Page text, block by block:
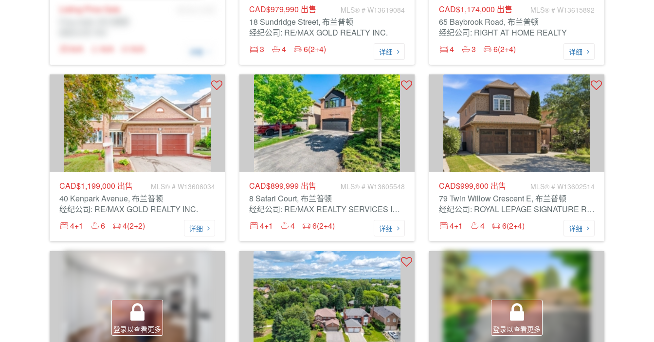
Listing Price Sale
N/A
N/A N/A 详细
CAD$979,990 出售 MLS® # W13619084
18 Sundridge Street, 布兰普顿
经纪公司: RE/MAX GOLD REALTY INC.
3
4 6(2+4) 详细
CAD$1,174,000 出售 MLS® # W13615892
65 Baybrook Road, 布兰普顿
经纪公司: RIGHT AT HOME REALTY
4
3 6(2+4) 详细
CAD$1,199,000 出售 MLS® # W13606034
40 Kenpark Avenue, 布兰普顿
经纪公司: RE/MAX GOLD REALTY INC.
4+1
6 4(2+2) 详细
CAD$899,999 出售 MLS® # W13605548
8 Safari Court, 布兰普顿
经纪公司: RE/MAX REALTY SERVICES INC.
4+1
4 6(2+4) 详细
CAD$999,600 出售 MLS® # W13602514
79 Twin Willow Crescent E, 布兰普顿
经纪公司: ROYAL LEPAGE SIGNATURE REALTY
4+1
4 6(2+4) 详细
登录以查看更多 登录以查看更多